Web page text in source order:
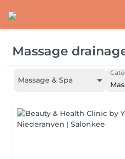
Massage
Massage & Spa